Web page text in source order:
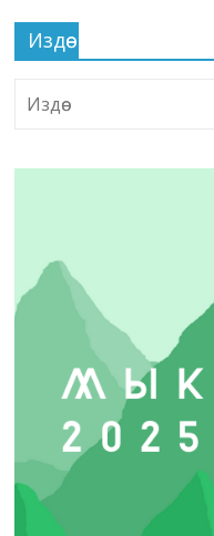
Издөө